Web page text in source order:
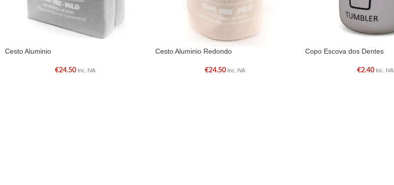
Cesto Aluminio
€24.50 Inc. IVA
Cesto Aluminio Redondo
€24.50 Inc. IVA
Copo Escova dos Dentes
€2.40 Inc. IVA